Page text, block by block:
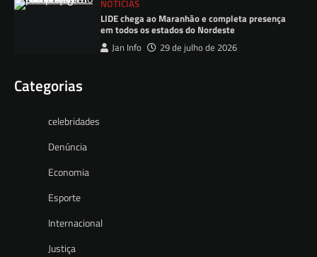
NOTÍCIAS
LIDE chega ao Maranhão e completa presença
em todos os estados do Nordeste
Jan Info 29 de julho de 2026
Categorias
celebridades
Denúncia
Economia
Esporte
Internacional
Justiça